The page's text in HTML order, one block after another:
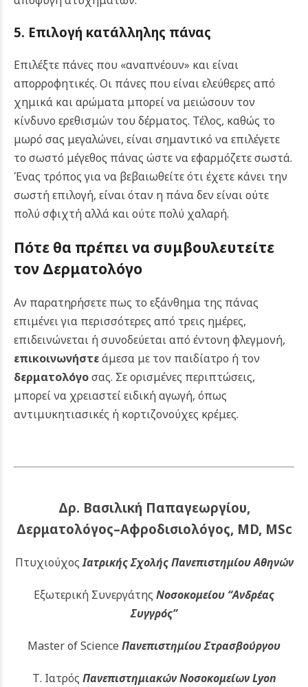
5. Επιλογή κατάλληλης πάνας
Επιλέξτε πάνες που «αναπνέουν» και είναι
απορροφητικές. Οι πάνες που είναι ελεύθερες από
χημικά και αρώματα μπορεί να μειώσουν τον
κίνδυνο ερεθισμών του δέρματος. Τέλος, καθώς το
μωρό σας μεγαλώνει, είναι σημαντικό να επιλέγετε
το σωστό μέγεθος πάνας ώστε να εφαρμόζετε σωστά.
Ένας τρόπος για να βεβαιωθείτε ότι έχετε κάνει την
σωστή επιλογή, είναι όταν η πάνα δεν είναι ούτε
πολύ σφιχτή αλλά και ούτε πολύ χαλαρή.
Πότε θα πρέπει να συμβουλευτείτε
τον Δερματολόγο
Αν παρατηρήσετε πως το εξάνθημα της πάνας
επιμένει για περισσότερες από τρεις ημέρες,
επιδεινώνεται ή συνοδεύεται από έντονη φλεγμονή,
επικοινωνήστεάμεσα με τον παιδίατρο ή τον
δερματολόγοσας. Σε ορισμένες περιπτώσεις,
μπορεί να χρειαστεί ειδική αγωγή, όπως
αντιμυκητιασικές ή κορτιζονούχες κρέμες.
Δρ. Βασιλική Παπαγεωργίου,
Δερματολόγος–Αφροδισιολόγος, MD, MSc
ΠτυχιούχοςΙατρικής Σχολής Πανεπιστημίου Αθηνών
Εξωτερική Συνεργάτης Νοσοκομείου “Ανδρέας
Συγγρός”
Master of Science Πανεπιστημίου Στρασβούργου
Τ. Ιατρός Πανεπιστημιακών Νοσοκομείων Lyon